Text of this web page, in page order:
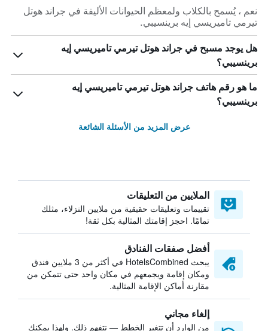
نعم ، يُسمح بالكلاب ولمعظم الحيوانات الأليفة في جراند هوتل
تيرمي تاميريسي إيه برينسيبي.
هل يوجد مسبح في جراند هوتل تيرمي تاميريسي إيه
برينسيبي؟
ما هو رقم هاتف جراند هوتل تيرمي تاميريسي إيه
برينسيبي؟
عرض المزيد من الأسئلة الشائعة
الملايين من التعليقات
تقييمات وتعليقات حقيقية من ملايين النزلاء، مثلك
تمامًا. احجز إقامتك المثالية بكل ثقة!
أفضل صفقات الفنادق
يبحث HotelsCombined في أكثر من 3 ملايين فندق
ومكان إقامة ويجمعهم في مكان واحد حتى تتمكن من
مقارنة أماكن الإقامة المثالية.
إلغاء مجاني
من الوارد أن تتغير الخطط — نتفهم ذلك. ولهذا يمكنك